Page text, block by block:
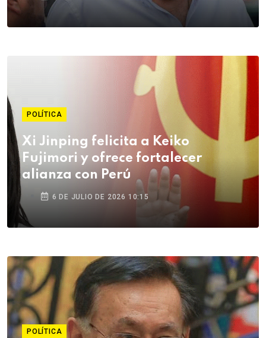
POLÍTICA
Xi Jinping felicita a Keiko
Fujimori y ofrece fortalecer
alianza con Perú
6 DE JULIO DE 2026 10:15
POLÍTICA